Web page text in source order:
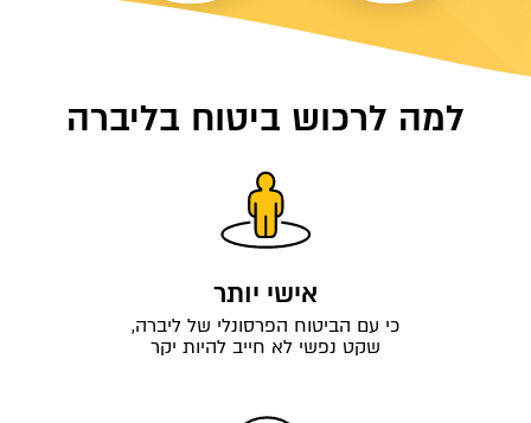
למה לרכוש ביטוח בליברה
אישי יותר
כי עם הביטוח הפרסונלי של ליברה,
שקט נפשי לא חייב להיות יקר